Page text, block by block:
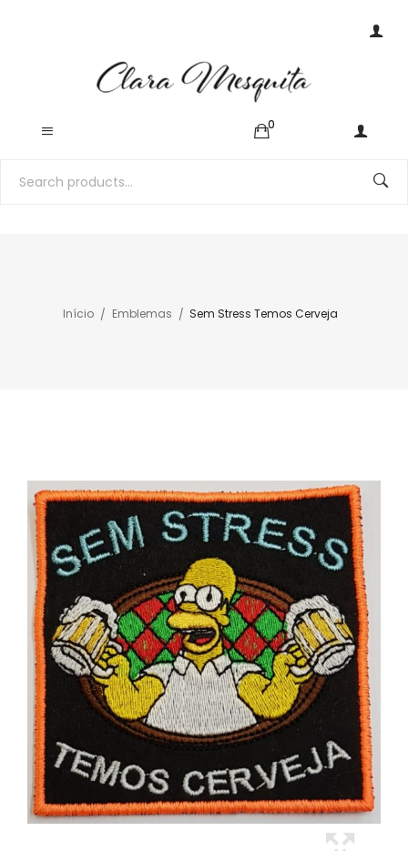
0
Início Emblemas Sem Stress Temos Cerveja